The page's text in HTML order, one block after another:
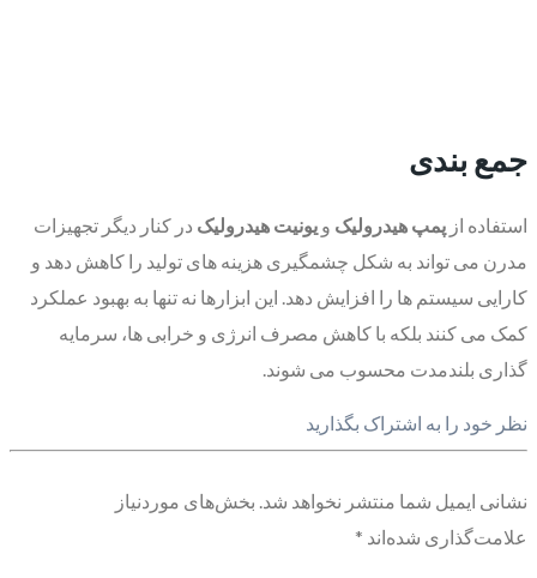
جمع بندی
استفاده از پمپ هیدرولیک و یونیت هیدرولیک در کنار دیگر تجهیزات
مدرن می تواند به شکل چشمگیری هزینه های تولید را کاهش دهد و
کارایی سیستم ها را افزایش دهد. این ابزارها نه تنها به بهبود عملکرد
کمک می کنند بلکه با کاهش مصرف انرژی و خرابی ها، سرمایه
گذاری بلندمدت محسوب می شوند.
نظر خود را به اشتراک بگذارید
نشانی ایمیل شما منتشر نخواهد شد. بخش‌های موردنیاز
علامت‌گذاری شده‌اند *